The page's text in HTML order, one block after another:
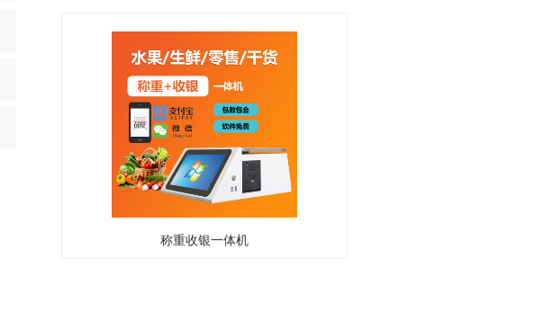
称重收银一体机